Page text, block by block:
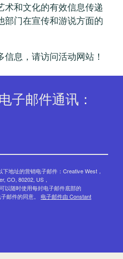
术和文化的有效信息传递
部门在宣传和游说方面的
息，请访问活动网站！
子邮件通讯：
地址的营销电子邮件：Creative West，
CO, 80202, US，
以随时使用每封电子邮件底部的
邮件的同意。 电子邮件由 Constant